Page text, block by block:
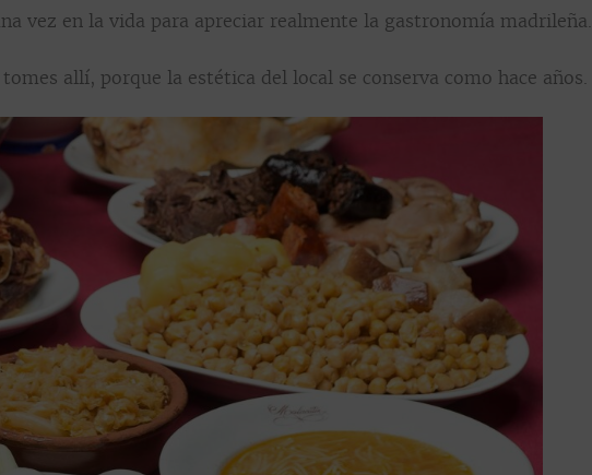
vez en la vida para apreciar realmente la gastronomía madrileña.
allí, porque la estética del local se conserva como hace años.